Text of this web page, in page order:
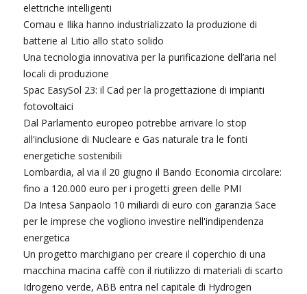
elettriche intelligenti
Comau e Ilika hanno industrializzato la produzione di
batterie al Litio allo stato solido
Una tecnologia innovativa per la purificazione dell’aria nel
locali di produzione
Spac EasySol 23: il Cad per la progettazione di impianti
fotovoltaici
Dal Parlamento europeo potrebbe arrivare lo stop
all'inclusione di Nucleare e Gas naturale tra le fonti
energetiche sostenibili
Lombardia, al via il 20 giugno il Bando Economia circolare:
fino a 120.000 euro per i progetti green delle PMI
Da Intesa Sanpaolo 10 miliardi di euro con garanzia Sace
per le imprese che vogliono investire nell'indipendenza
energetica
Un progetto marchigiano per creare il coperchio di una
macchina macina caffè con il riutilizzo di materiali di scarto
Idrogeno verde, ABB entra nel capitale di Hydrogen